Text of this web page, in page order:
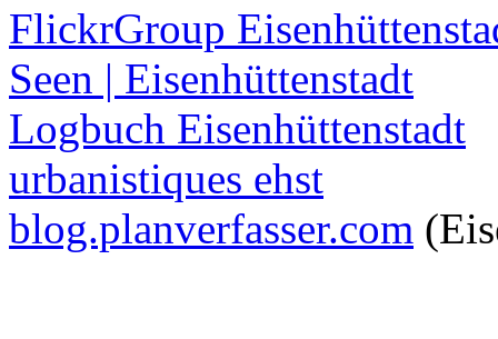
FlickrGroup
Seen | Eisenhüttenstadt
Logbuch Eisenhüttenstadt
urbanistiques ehst
blog.planverfasser.com